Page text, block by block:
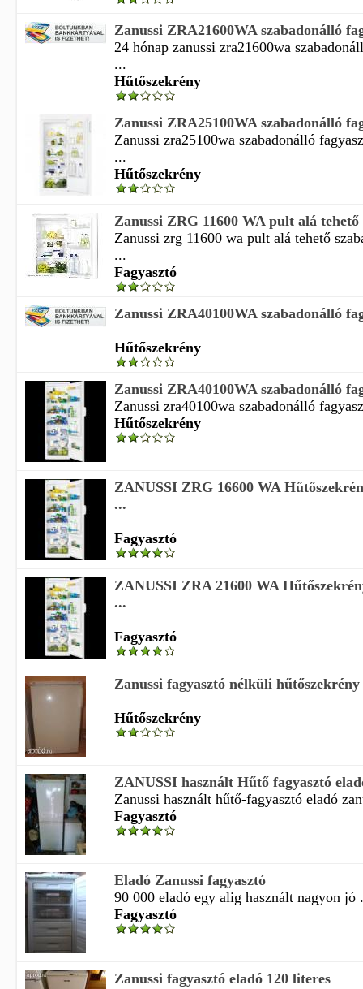
Zanussi ZRA21600WA szabadonálló
24 hónap zanussi zra21600wa
...
Hűtőszekrény
Zanussi ZRA25100WA szabadonálló
Zanussi zra25100wa szabadonálló
...
Hűtőszekrény
Zanussi ZRG 11600 WA pult alá
Zanussi zrg 11600 wa pult alá tehető
...
Fagyasztó
Zanussi ZRA40100WA szabadonálló
Hűtőszekrény
Zanussi ZRA40100WA szabadonálló
Zanussi zra40100wa szabadonálló
Hűtőszekrény
ZANUSSI ZRG 16600 WA
...
Fagyasztó
ZANUSSI ZRA 21600 WA
...
Fagyasztó
Zanussi fagyasztó nélküli hűtőszekrény
Hűtőszekrény
ZANUSSI használt Hűtő fagyasztó
Zanussi használt hűtő-fagyasztó eladó
Fagyasztó
Eladó Zanussi fagyasztó
90 000 eladó egy alig használt nagyon jó
Fagyasztó
Zanussi fagyasztó eladó 120 literes